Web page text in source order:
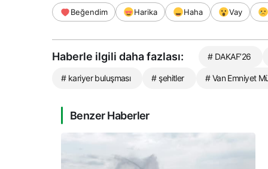
Beğendim Harika Haha Vay
Haberle ilgili daha fazlası: # DAKAF’26
# kariyer buluşması # şehitler # Van Emniyet
Benzer Haberler